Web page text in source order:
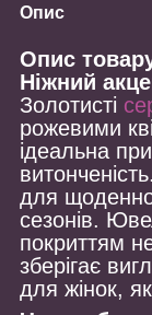
Опис
Опис
Ніжний
Золотисті
рожевими
ідеальна
для
сезонів.
покриттям
зберігає
для жінок,